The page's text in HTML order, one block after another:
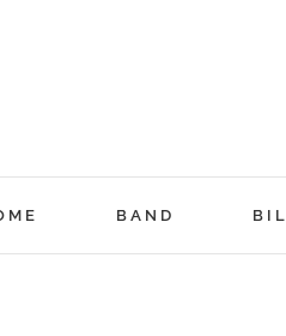
BAND